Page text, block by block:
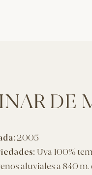
DE
2005
Uva 100%
aluviales a 840 m.